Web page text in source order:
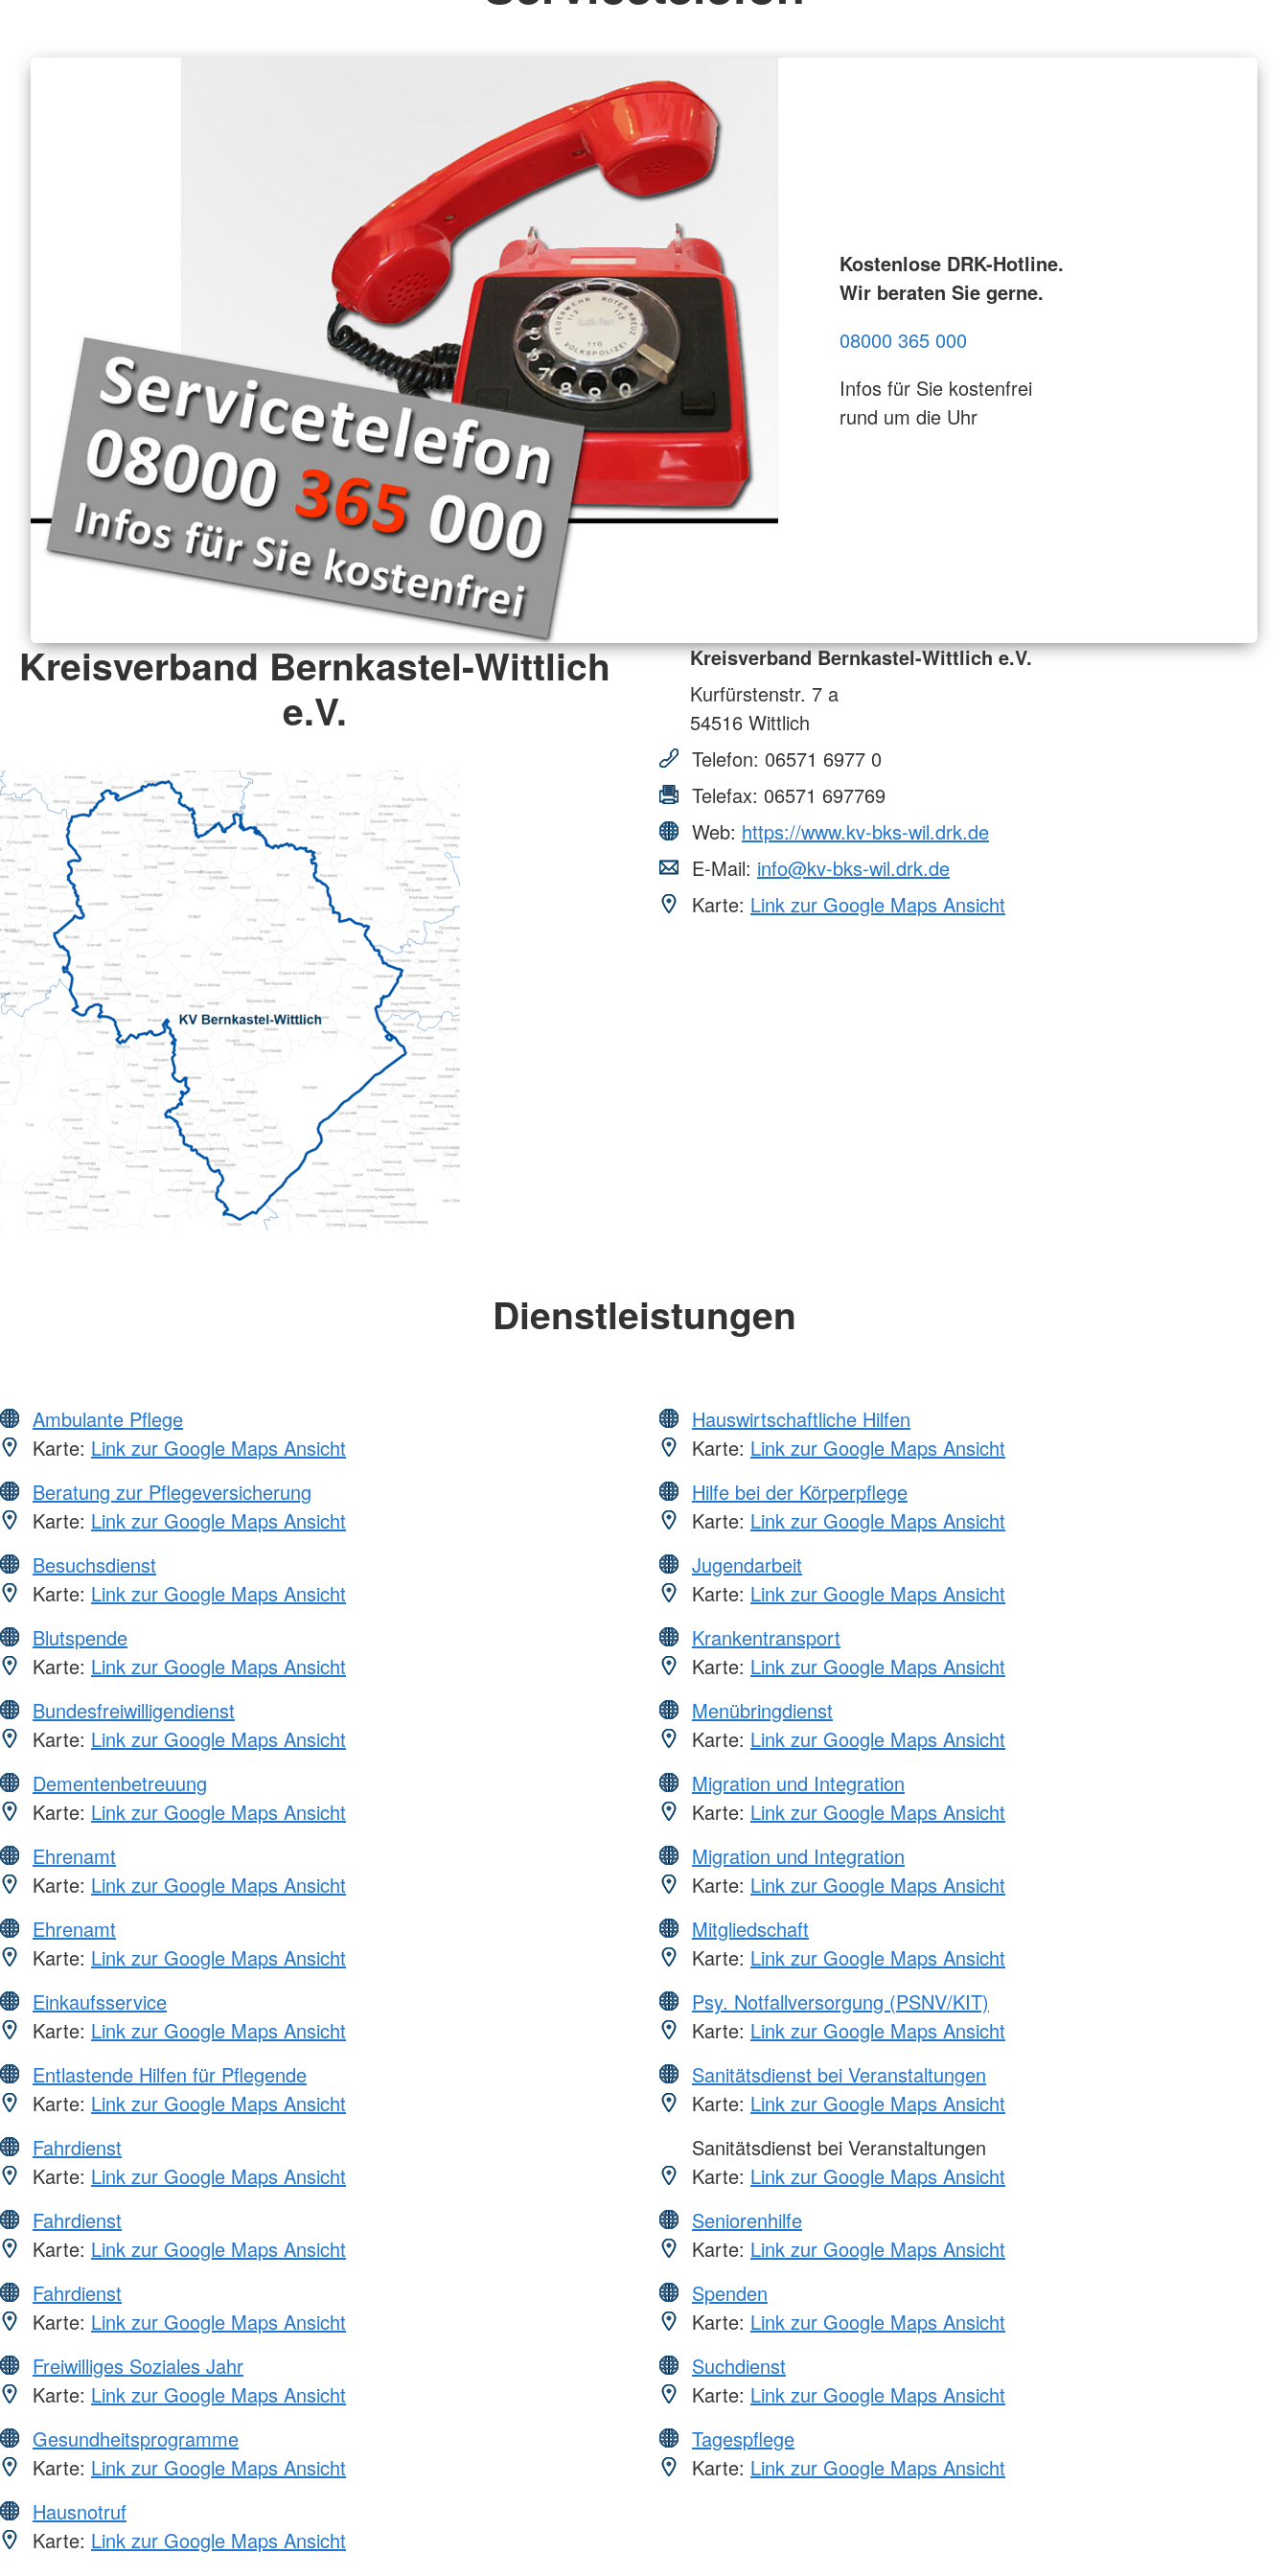
Kostenlose DRK-Hotline.
Wir beraten Sie gerne.
08000 365 000
Infos für Sie kostenfrei
rund um die Uhr
Kreisverband Bernkastel-Wittlich
e.V.
Kreisverband Bernkastel-Wittlich e.V.
Kurfürstenstr. 7 a
54516 Wittlich
Telefon: 06571 6977 0
Telefax: 06571 697769
Web: https://www.kv-bks-wil.drk.de
E-Mail: info@kv-bks-wil.drk.de
Karte: Link zur Google Maps Ansicht
Dienstleistungen
Ambulante Pflege
Karte: Link zur Google Maps Ansicht
Beratung zur Pflegeversicherung
Karte: Link zur Google Maps Ansicht
Besuchsdienst
Karte: Link zur Google Maps Ansicht
Blutspende
Karte: Link zur Google Maps Ansicht
Bundesfreiwilligendienst
Karte: Link zur Google Maps Ansicht
Dementenbetreuung
Karte: Link zur Google Maps Ansicht
Ehrenamt
Karte: Link zur Google Maps Ansicht
Ehrenamt
Karte: Link zur Google Maps Ansicht
Einkaufsservice
Karte: Link zur Google Maps Ansicht
Entlastende Hilfen für Pflegende
Karte: Link zur Google Maps Ansicht
Fahrdienst
Karte: Link zur Google Maps Ansicht
Fahrdienst
Karte: Link zur Google Maps Ansicht
Fahrdienst
Karte: Link zur Google Maps Ansicht
Freiwilliges Soziales Jahr
Karte: Link zur Google Maps Ansicht
Gesundheitsprogramme
Karte: Link zur Google Maps Ansicht
Hausnotruf
Karte: Link zur Google Maps Ansicht
Hauswirtschaftliche Hilfen
Karte: Link zur Google Maps Ansicht
Hilfe bei der Körperpflege
Karte: Link zur Google Maps Ansicht
Jugendarbeit
Karte: Link zur Google Maps Ansicht
Krankentransport
Karte: Link zur Google Maps Ansicht
Menübringdienst
Karte: Link zur Google Maps Ansicht
Migration und Integration
Karte: Link zur Google Maps Ansicht
Migration und Integration
Karte: Link zur Google Maps Ansicht
Mitgliedschaft
Karte: Link zur Google Maps Ansicht
Psy. Notfallversorgung (PSNV/KIT)
Karte: Link zur Google Maps Ansicht
Sanitätsdienst bei Veranstaltungen
Karte: Link zur Google Maps Ansicht
Sanitätsdienst bei Veranstaltungen
Karte: Link zur Google Maps Ansicht
Seniorenhilfe
Karte: Link zur Google Maps Ansicht
Spenden
Karte: Link zur Google Maps Ansicht
Suchdienst
Karte: Link zur Google Maps Ansicht
Tagespflege
Karte: Link zur Google Maps Ansicht